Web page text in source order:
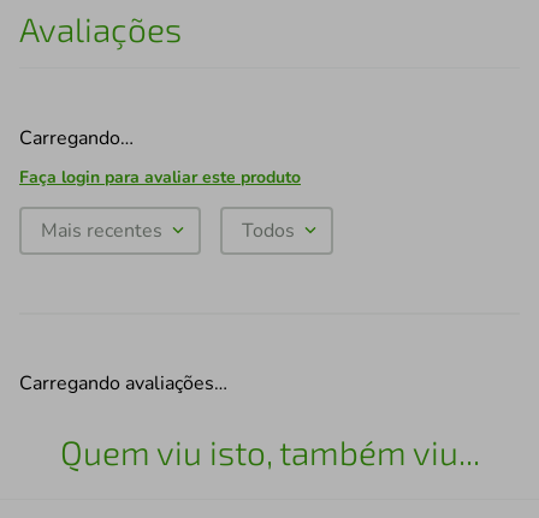
Avaliações
Carregando…
Faça login para avaliar este produto
Mais recentes Todos
Carregando avaliações…
Quem viu isto, também viu...